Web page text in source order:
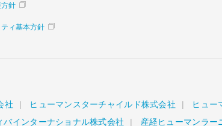
針
ィ基本方針
社 ヒューマンスターチャイルド株式会社
ヒュー
バインターナショナル株式会社 産経ヒューマンラー